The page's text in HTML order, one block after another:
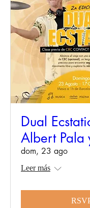
Dual
Albert Pala
dom, 23 ago
Leer más